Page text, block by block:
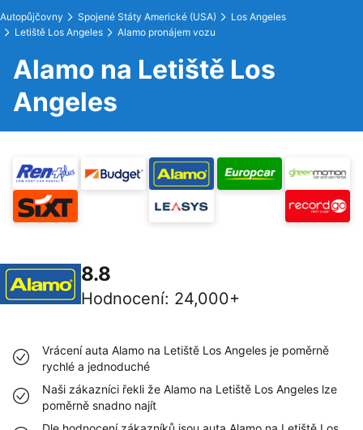
Autopůjčovny Spojené Státy Americké (USA)
Los Angeles
Letiště Los Angeles
Alamo pronájem vozu
Alamo na Letiště Los
Angeles
8.8
Hodnocení: 24,000+
Vrácení auta Alamo na Letiště Los Angeles je poměrně
rychlé a jednoduché
Naši zákazníci řekli že Alamo na Letiště Los Angeles lze
poměrně snadno najít